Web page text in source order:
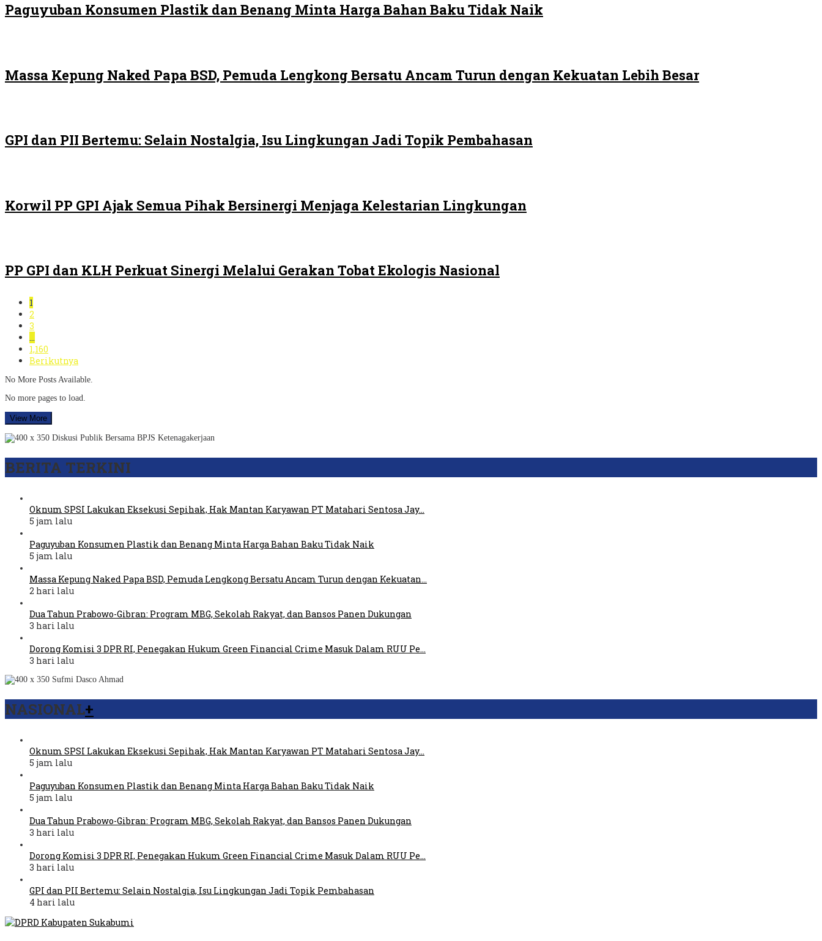
Paguyuban Konsumen Plastik dan Benang Minta Harga Bahan Baku Tidak Naik
Massa Kepung Naked Papa BSD, Pemuda Lengkong Bersatu Ancam Turun dengan Kekuatan Lebih Besar
GPI dan PII Bertemu: Selain Nostalgia, Isu Lingkungan Jadi Topik Pembahasan
Korwil PP GPI Ajak Semua Pihak Bersinergi Menjaga Kelestarian Lingkungan
PP GPI dan KLH Perkuat Sinergi Melalui Gerakan Tobat Ekologis Nasional
1
2
3
…
1,160
Berikutnya
No More Posts Available.
No more pages to load.
View More
BERITA TERKINI
Oknum SPSI Lakukan Eksekusi Sepihak, Hak Mantan Karyawan PT Matahari Sentosa Jay…
5 jam lalu
Paguyuban Konsumen Plastik dan Benang Minta Harga Bahan Baku Tidak Naik
5 jam lalu
Massa Kepung Naked Papa BSD, Pemuda Lengkong Bersatu Ancam Turun dengan Kekuatan…
2 hari lalu
Dua Tahun Prabowo-Gibran: Program MBG, Sekolah Rakyat, dan Bansos Panen Dukungan
3 hari lalu
Dorong Komisi 3 DPR RI, Penegakan Hukum Green Financial Crime Masuk Dalam RUU Pe…
3 hari lalu
NASIONAL+
Oknum SPSI Lakukan Eksekusi Sepihak, Hak Mantan Karyawan PT Matahari Sentosa Jay…
5 jam lalu
Paguyuban Konsumen Plastik dan Benang Minta Harga Bahan Baku Tidak Naik
5 jam lalu
Dua Tahun Prabowo-Gibran: Program MBG, Sekolah Rakyat, dan Bansos Panen Dukungan
3 hari lalu
Dorong Komisi 3 DPR RI, Penegakan Hukum Green Financial Crime Masuk Dalam RUU Pe…
3 hari lalu
GPI dan PII Bertemu: Selain Nostalgia, Isu Lingkungan Jadi Topik Pembahasan
4 hari lalu